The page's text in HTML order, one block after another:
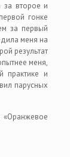
за второе и
гонке
за первый
меня на
результат
меня,
практике и
парусных
«Оранжевое